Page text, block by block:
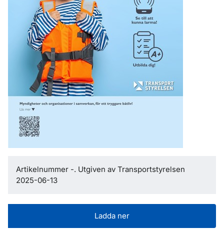
Artikelnummer -. Utgiven av Transportstyrelsen
2025-06-13
Ladda ner